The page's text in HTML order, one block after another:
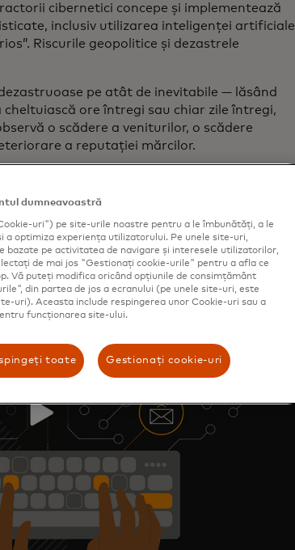
cibernetici concepe și implementează
inclusiv utilizarea inteligenței artificiale
Riscurile geopolitice și dezastrele
pe atât de inevitabile — lăsând
ore întregi sau chiar zile întregi,
o scădere a veniturilor, o scădere
a reputației mărcilor.
dumneavoastră
uri") pe site-urile noastre pentru a le îmbunătăți, a le
optimiza experiența utilizatorului. Pe unele site-uri,
bazate pe activitatea de navigare și interesele utilizatorilor,
de mai jos "Gestionați cookie-urile" pentru a afla ce
Vă puteți modifica oricând opțiunile de consimțământ
din partea de jos a ecranului (pe unele site-uri, este
uri). Aceasta include respingerea unor Cookie-uri sau a
funcționarea site-ului.
toate Gestionați cookie-uri